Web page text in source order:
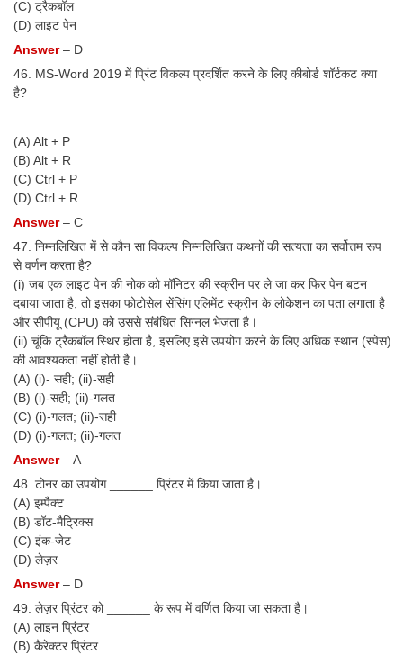
(C) ट्रैकबॉल
(D) लाइट पेन
Answer– D
46. MS-Word 2019 में प्रिंट विकल्प प्रदर्शित करने के लिए कीबोर्ड शॉर्टकट क्या
है?
(A) Alt + P
(B) Alt + R
(C) Ctrl + P
(D) Ctrl + R
Answer– C
47. निम्नलिखित में से कौन सा विकल्प निम्नलिखित कथनों की सत्यता का सर्वोत्तम रूप
से वर्णन करता है?
(i) जब एक लाइट पेन की नोक को मॉनिटर की स्क्रीन पर ले जा कर फिर पेन बटन
दबाया जाता है, तो इसका फोटोसेल सेंसिंग एलिमेंट स्क्रीन के लोकेशन का पता लगाता है
और सीपीयू (CPU) को उससे संबंधित सिग्नल भेजता है।
(ii) चूंकि ट्रैकबॉल स्थिर होता है, इसलिए इसे उपयोग करने के लिए अधिक स्थान (स्पेस)
की आवश्यकता नहीं होती है।
(A) (i)- सही; (ii)-सही
(B) (i)-सही; (ii)-गलत
(C) (i)-गलत; (ii)-सही
(D) (i)-गलत; (ii)-गलत
Answer– A
48. टोनर का उपयोग ______ प्रिंटर में किया जाता है।
(A) इम्पैक्ट
(B) डॉट-मैट्रिक्स
(C) इंक-जेट
(D) लेज़र
Answer– D
49. लेज़र प्रिंटर को ______ के रूप में वर्णित किया जा सकता है।
(A) लाइन प्रिंटर
(B) कैरेक्टर प्रिंटर